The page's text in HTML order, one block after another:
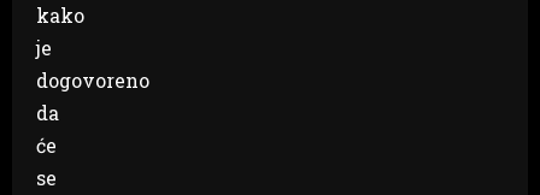
kako
je
dogovoreno
da
će
se